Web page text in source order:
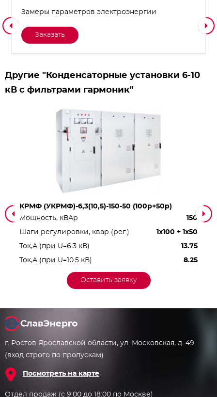
Замеры параметров электроэнергии
Заказать
Другие "Конденсаторные установки 6-10
кВ с фильтрами гармоник"
КРМФ (УКРМФ)-6,3(10,5)-150-50 (100р+50р)
Мощность, кВАр
150
Шаги регулировки, квар (рег.) 1x100 + 1x50
Ток,А (при U=6.3 кВ) 13.75
Ток,А (при U=10.5 кВ) 8.25
Оставить заявку
г. Ростов Ярославской области, ул. Московская, д. 49
(вход строго по пропускам)
Посмотреть на карте
Отдел продаж (с 9:00 до 18:00 по Москве)